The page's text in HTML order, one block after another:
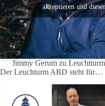
akzeptieren und
Jimmy Gerum zu
Der Leuchturm ARD steht für…